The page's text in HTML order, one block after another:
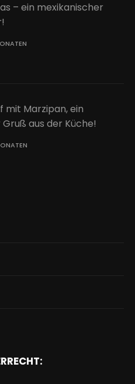
– ein mexikanischer
mit Marzipan, ein
aus der Küche!